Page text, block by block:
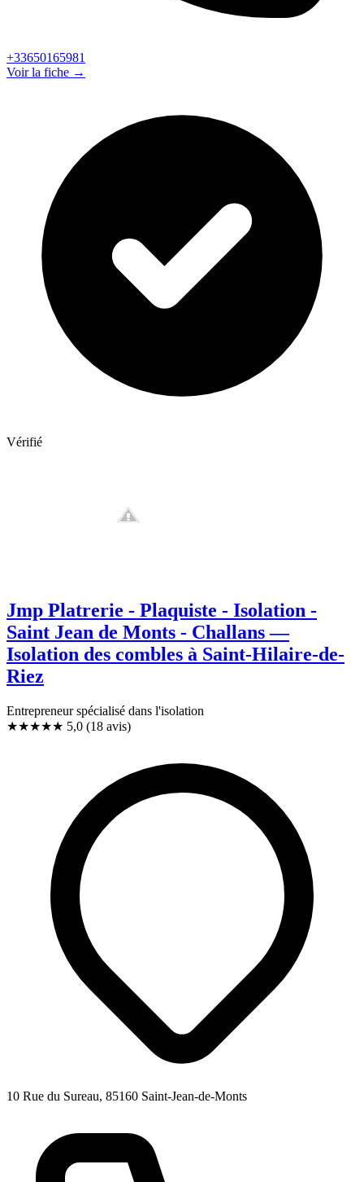
+33650165981
Voir la fiche →
Vérifié
Jmp Platrerie - Plaquiste - Isolation -
Saint Jean de Monts - Challans —
Isolation des combles à Saint-Hilaire-de-
Riez
Entrepreneur spécialisé dans l'isolation
★★★★★ 5,0 (18 avis)
10 Rue du Sureau, 85160 Saint-Jean-de-Monts